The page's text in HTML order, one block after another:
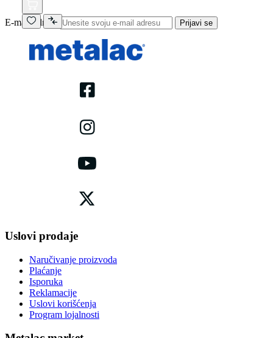
E-mail adresa Prijavi se
Uslovi prodaje
Naručivanje proizvoda
Plaćanje
Isporuka
Reklamacije
Uslovi korišćenja
Program lojalnosti